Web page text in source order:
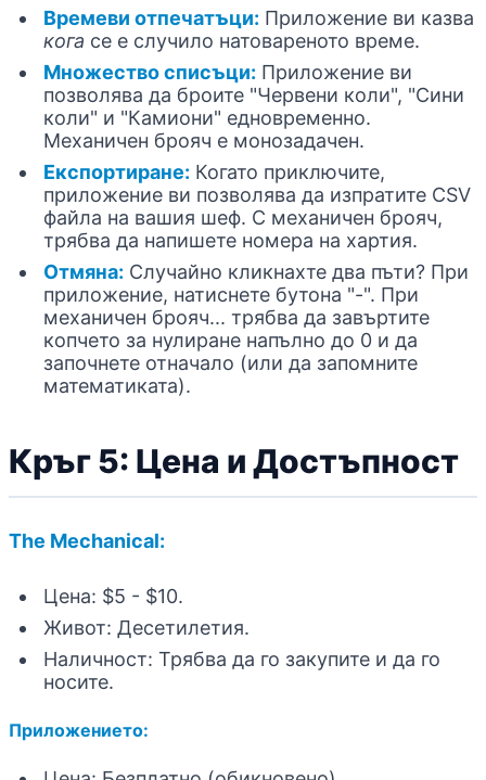
Времеви отпечатъци: Приложение ви казва
кога се е случило натовареното време.
Множество списъци: Приложение ви
позволява да броите "Червени коли", "Сини
коли" и "Камиони" едновременно.
Механичен брояч е монозадачен.
Експортиране: Когато приключите,
приложение ви позволява да изпратите CSV
файла на вашия шеф. С механичен брояч,
трябва да напишете номера на хартия.
Отмяна: Случайно кликнахте два пъти? При
приложение, натиснете бутона "-". При
механичен брояч... трябва да завъртите
копчето за нулиране напълно до 0 и да
започнете отначало (или да запомните
математиката).
Кръг 5: Цена и Достъпност
The Mechanical:
Цена: $5 - $10.
Живот: Десетилетия.
Наличност: Трябва да го закупите и да го
носите.
Приложението: